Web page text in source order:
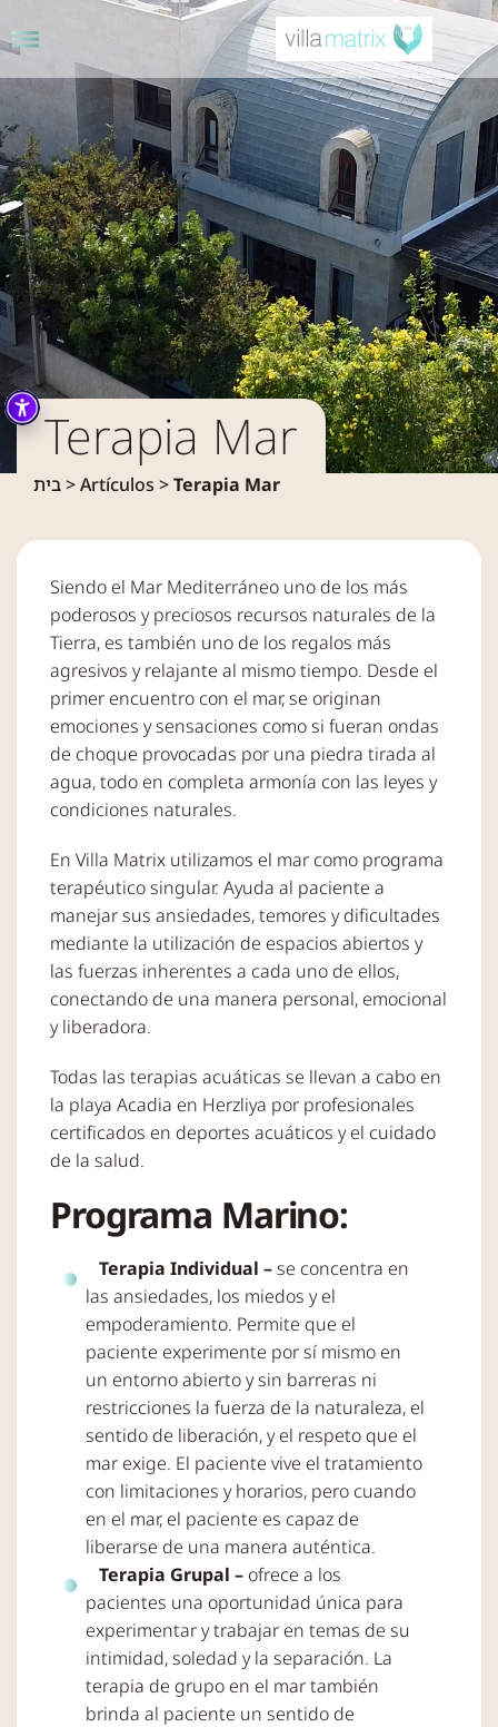
Inicio
Terapia Mar
בית>Artículos >Terapia Mar
Siendo el Mar Mediterráneo uno de los más
poderosos y preciosos recursos naturales de la
Tierra, es también uno de los regalos más
agresivos y relajante al mismo tiempo. Desde el
primer encuentro con el mar, se originan
emociones y sensaciones como si fueran ondas
de choque provocadas por una piedra tirada al
agua, todo en completa armonía con las leyes y
condiciones naturales.
En Villa Matrix utilizamos el mar como programa
terapéutico singular. Ayuda al paciente a
manejar sus ansiedades, temores y dificultades
mediante la utilización de espacios abiertos y
las fuerzas inherentes a cada uno de ellos,
conectando de una manera personal, emocional
y liberadora.
Todas las terapias acuáticas se llevan a cabo en
la playa Acadia en Herzliya por profesionales
certificados en deportes acuáticos y el cuidado
de la salud.
Programa Marino:
Terapia Individual –se concentra en
las ansiedades, los miedos y el
empoderamiento. Permite que el
paciente experimente por sí mismo en
un entorno abierto y sin barreras ni
restricciones la fuerza de la naturaleza, el
sentido de liberación, y el respeto que el
mar exige. El paciente vive el tratamiento
con limitaciones y horarios, pero cuando
en el mar, el paciente es capaz de
liberarse de una manera auténtica.
Terapia Grupal – ofrece a los
pacientes una oportunidad única para
experimentar y trabajar en temas de su
intimidad, soledad y la separación. La
terapia de grupo en el mar también
brinda al paciente un sentido de